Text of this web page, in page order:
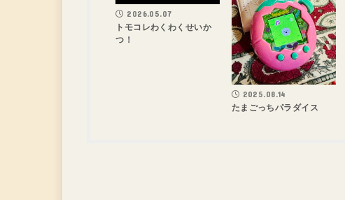
2026.05.07
トモコレわくわくせいか
つ！
2025.08.14
たまごっちパラダイス